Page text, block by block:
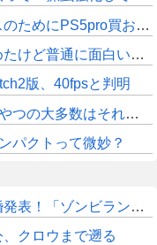
したら転売価格ばかりじゃねーか
普通に面白いじゃん
版、40fpsと判明
の雑魚だから聞く耳持つだけムダよ
パクトって微妙？
サクナヒメ」ココロワヒメなど活躍。おめでとうございます！！
クロウまで遡る